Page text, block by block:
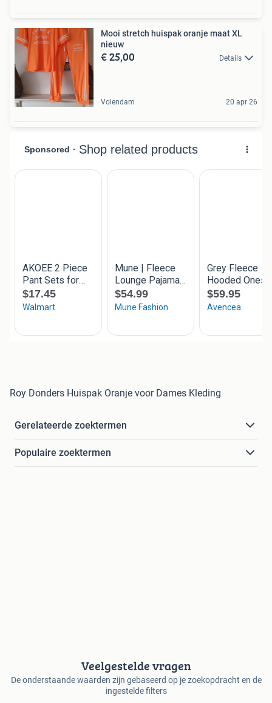
Mooi stretch huispak oranje maat XL
nieuw
€ 25,00 Details
Volendam 20 apr 26
Roy Donders Huispak Oranje voor Dames Kleding
Gerelateerde zoektermen
Populaire zoektermen
Veelgestelde vragen
De onderstaande waarden zijn gebaseerd op je zoekopdracht en de
ingestelde filters